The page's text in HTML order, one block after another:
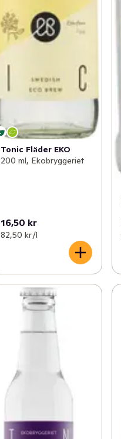
Tonic Fläder EKO
200 ml, Ekobryggeriet
16,50 kr
82,50 kr /l